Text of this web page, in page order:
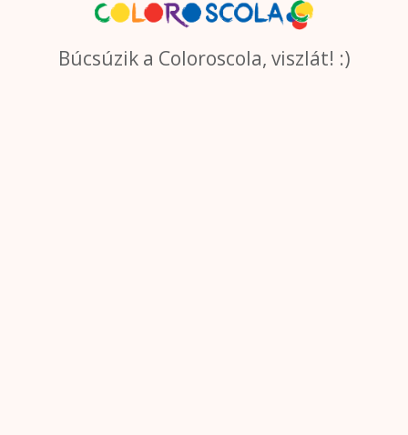
Búcsúzik a Coloroscola, viszlát! :)